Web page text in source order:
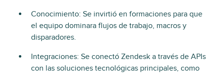
Conocimiento: Se invirtió en formaciones para que
el equipo dominara flujos de trabajo, macros y
disparadores.
Integraciones: Se conectó Zendesk a través de APIs
con las soluciones tecnológicas principales, como